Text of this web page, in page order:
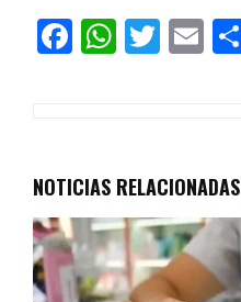
F
o
o
k
W
A
p
p
T
E
NOTICIAS RELACIONADAS